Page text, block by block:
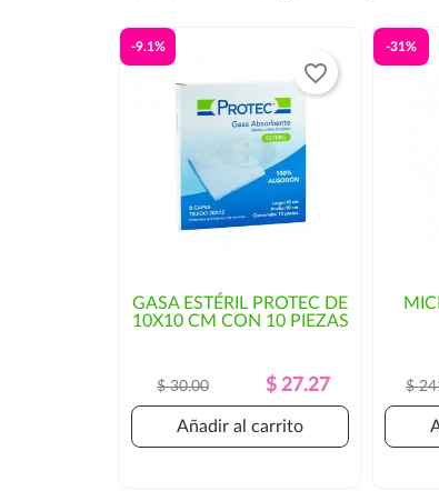
GASA ESTÉRIL PROTEC DE
10X10 CM CON 10 PIEZAS
Precio
Regular
$ 30.00 Precio$ 27.27
-9.1%
Añadir al carrito
favorite_border
$
-31%